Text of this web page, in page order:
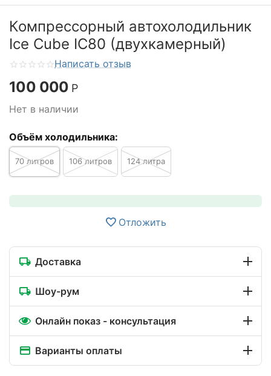
Компрессорный автохолодильник
Ice Cube IC80 (двухкамерный)
Написать отзыв
100 000 Р
Нет в наличии
Объём холодильника:
70 литров 106 литров 124 литра
Отложить
Доставка
Шоу-рум
Онлайн показ - консультация
Варианты оплаты